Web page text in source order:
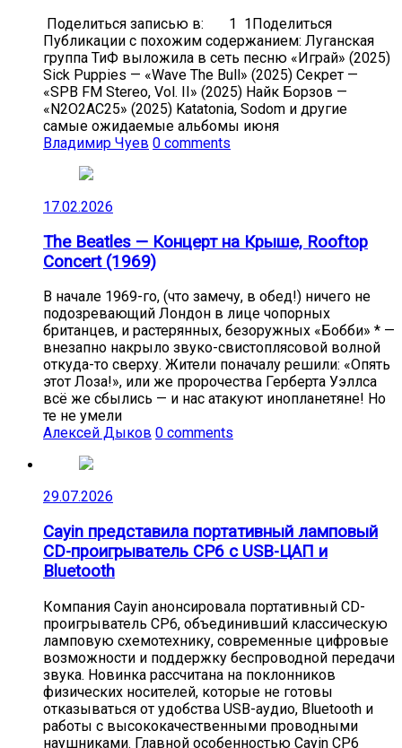
Поделиться записью в: 1 1Поделиться
Публикации с похожим содержанием: Луганская
группа ТиФ выложила в сеть песню «Играй» (2025)
Sick Puppies — «Wave The Bull» (2025) Секрет —
«SPB FM Stereo, Vol. II» (2025) Найк Борзов —
«N2O2AC25» (2025) Katatonia, Sodom и другие
самые ожидаемые альбомы июня
Владимир Чуев 0 comments
17.02.2026
The Beatles — Концерт на Крыше, Rooftop
Concert (1969)
В начале 1969-го, (что замечу, в обед!) ничего не
подозревающий Лондон в лице чопорных
британцев, и растерянных, безоружных «Бобби» * —
внезапно накрыло звуко-свистоплясовой волной
откуда-то сверху. Жители поначалу решили: «Опять
этот Лоза!», или же пророчества Герберта Уэллса
всё же сбылись — и нас атакуют инопланетяне! Но
те не умели
Алексей Дыков 0 comments
29.07.2026
Cayin представила портативный ламповый
CD-проигрыватель CP6 с USB-ЦАП и
Bluetooth
Компания Cayin анонсировала портативный CD-
проигрыватель CP6, объединивший классическую
ламповую схемотехнику, современные цифровые
возможности и поддержку беспроводной передачи
звука. Новинка рассчитана на поклонников
физических носителей, которые не готовы
отказываться от удобства USB-аудио, Bluetooth и
работы с высококачественными проводными
наушниками. Главной особенностью Cayin CP6